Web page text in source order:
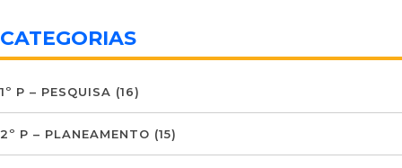
CATEGORIAS
1º P – PESQUISA (16)
2º P – PLANEAMENTO (15)